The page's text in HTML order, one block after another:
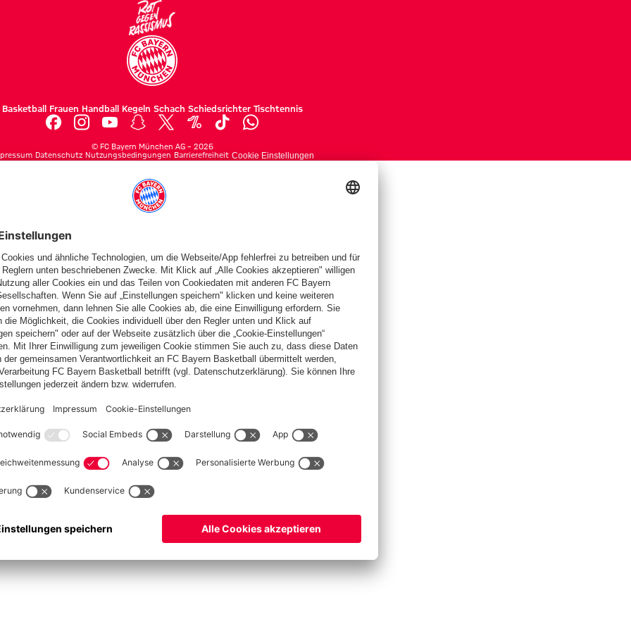
Basketball Frauen Handball Kegeln Schach Schiedsrichter Tischtennis
© FC Bayern München AG – 2026
Datenschutz Nutzungsbedingungen Barrierefreiheit Cookie Einstellungen